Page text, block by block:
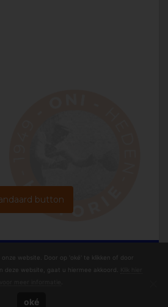
button
OniHistorie
onze website. Door op 'oké' te klikken of door
deze website, gaat u hiermee akkoord.
oké